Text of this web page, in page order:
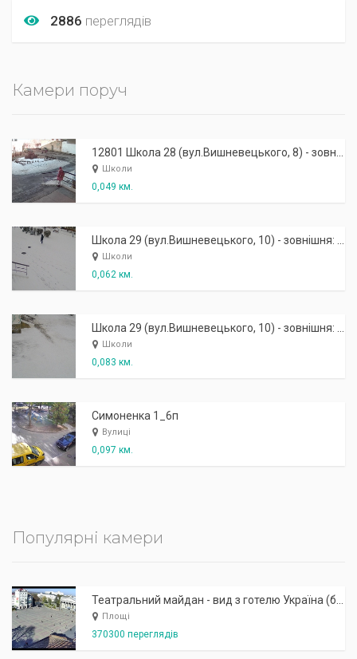
2886 переглядів
Камери поруч
Школи
0,049 км.
Школи
0,062 км.
Школи
0,083 км.
Симоненка 1_6п
Вулиці
0,097 км.
Популярні камери
Площі
370300 переглядів